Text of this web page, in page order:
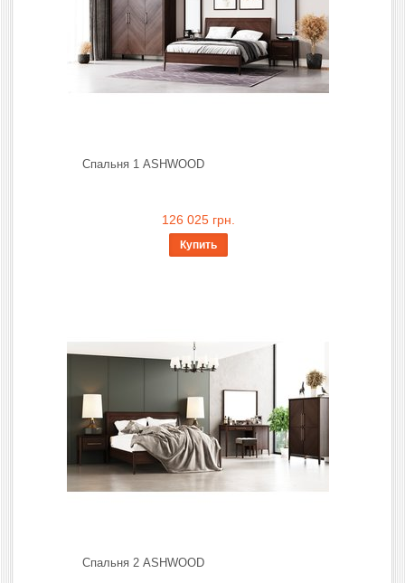
Спальня 1 ASHWOOD
126 025 грн.
Купить
Спальня 2 ASHWOOD